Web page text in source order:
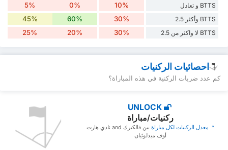
BTTS و تعادل 10%
0%
5%
BTTS وأكثر 2.5 30%
60%
45%
BTTS لا واكثر من 2.5 30%
20%
25%
احصائيات الركنيات
كم عدد ضربات الركنية في هذه المباراة؟
UNLOCK
ركنيات/مباراة
* ‏ ‏معدل الركنيات لكل مباراة
‏بين فالكيرك and نادي هارت
أوف ميدلوثيان